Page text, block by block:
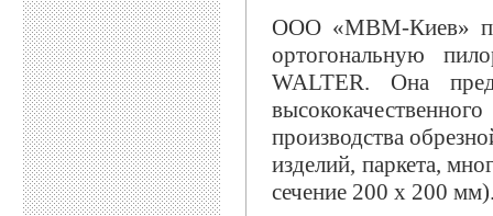
ООО «МВМ-Киев»
ортогональную
WALTER. Она
производства
изделий, паркета,
сечение 200 х 200